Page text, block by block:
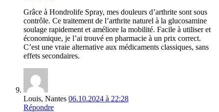
Grâce à Hondrolife Spray, mes douleurs d’arthrite sont sous
contrôle. Ce traitement de l’arthrite naturel à la glucosamine
soulage rapidement et améliore la mobilité. Facile à utiliser et
économique, je l’ai trouvé en pharmacie à un prix correct.
C’est une vraie alternative aux médicaments classiques, sans
effets secondaires.
Louis, Nantes 06.10.2024 à 22:28
Répondre